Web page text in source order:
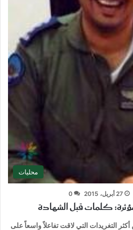
محليات
27 أبريل، 2015 0
كلمات قبل الشهادة
التغريدات التي لاقت تفاعلاً واسعاً على